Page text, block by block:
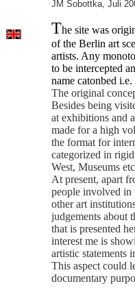
JM Sobottka, Juli
The site was
of the Berlin art
artists. Any
to be intercepted
name catonbed
The original
Besides being
at exhibitions and
made for a high
the format for
categorized in
West, Museums
At present, apart
people involved in
other art
judgements about
that is presented
interest me is
artistic statements
This aspect could
documentary